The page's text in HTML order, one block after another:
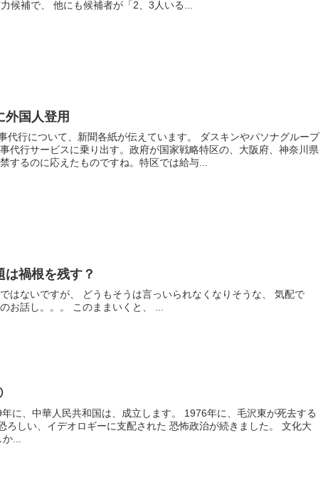
候補で、 他にも候補者が「2、3人いる...
外国人登用
代行について、新聞各紙が伝えています。 ダスキンやパソナグループ
代行サービスに乗り出す。政府が国家戦略特区の、大阪府、神奈川県
するのに応えたものですね。特区では給与...
は禍根を残す？
はないですが、 どうもそうは言っいられなくなりそうな、 気配で
お話し。。。 このままいくと、 ...
に、中華人民共和国は、成立します。 1976年に、毛沢東が死去する
ろしい、イデオロギーに支配された 恐怖政治が続きました。 文化大
か...